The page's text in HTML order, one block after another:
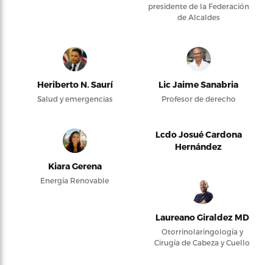
presidente de la Federación
de Alcaldes
Heriberto N. Saurí
Salud y emergencias
Lic Jaime Sanabria
Profesor de derecho
Kiara Gerena
Energía Renovable
Lcdo Josué Cardona
Hernández
Laureano Giraldez MD
Otorrinolaringología y
Cirugía de Cabeza y Cuello